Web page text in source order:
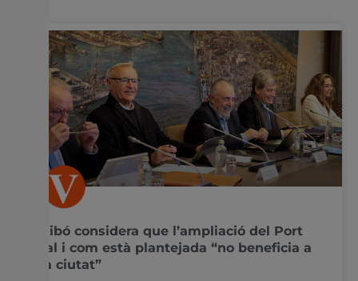
Ribó considera que l’ampliació del Port
tal i com està plantejada “no beneficia a
la ciutat”